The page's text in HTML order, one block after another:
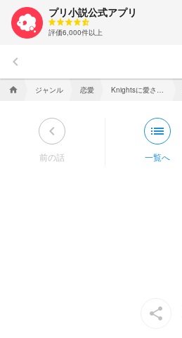
プリ小説公式アプリ
評価6,000件以上
keyboard_arrow_left
home ジャンル 恋愛
keyboard_arrow_left
前の話
list
一覧へ
share